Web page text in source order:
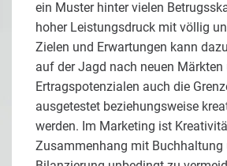
ein Muster hinter vielen
hoher Leistungsdruck mit völlig
Zielen und Erwartungen kann
auf der Jagd nach neuen Märkten
Ertragspotenzialen auch die
ausgetestet beziehungsweise
werden. Im Marketing ist
Zusammenhang mit Buchhaltung